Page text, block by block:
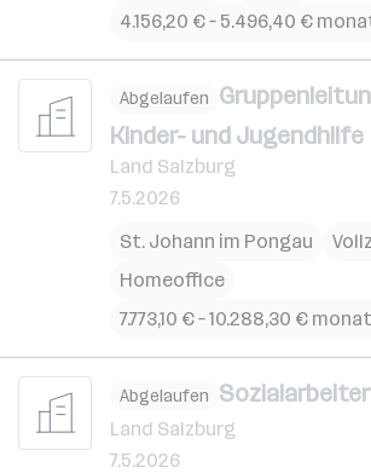
4.156,20 € – 5.496,40 €
Abgelaufen
Kinder- und Jugendhilfe
Land Salzburg
7.5.2026
St. Johann im Pongau
Homeoffice
7.773,10 € – 10.288,30 €
Abgelaufen
Land Salzburg
7.5.2026